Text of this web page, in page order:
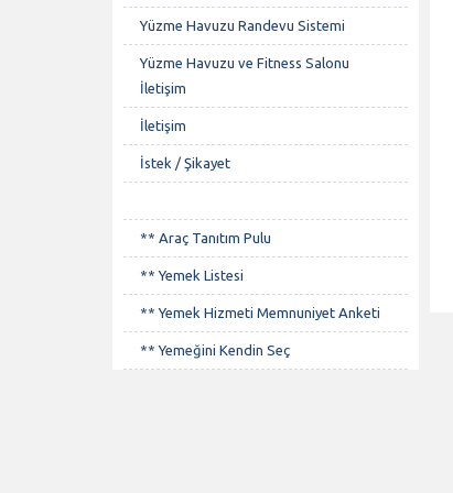
Yüzme Havuzu Randevu Sistemi
Yüzme Havuzu ve Fitness Salonu
İletişim
İletişim
İstek / Şikayet
** Araç Tanıtım Pulu
** Yemek Listesi
** Yemek Hizmeti Memnuniyet Anketi
** Yemeğini Kendin Seç